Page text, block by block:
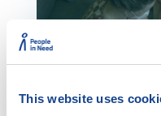
This website uses